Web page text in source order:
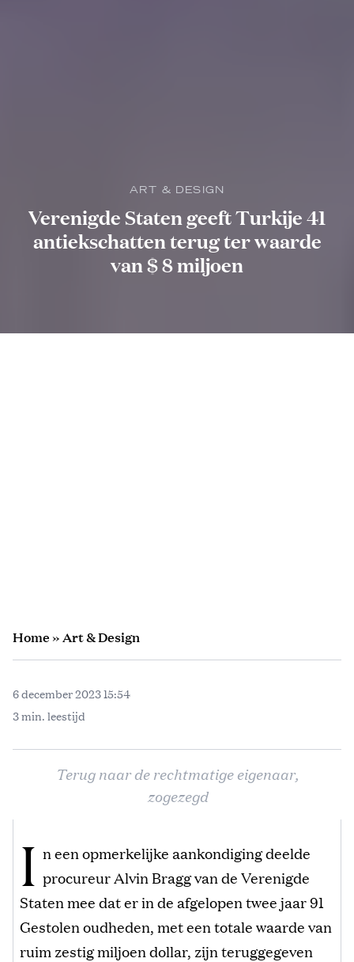
ART & DESIGN
Verenigde Staten geeft Turkije 41
antiekschatten terug ter waarde
van $ 8 miljoen
Home» Art & Design
6 december 2023 15:54
3 min. leestijd
Terug naar de rechtmatige eigenaar,
zogezegd
I n een opmerkelijke aankondiging deelde
procureur Alvin Bragg van de Verenigde
Staten mee dat er in de afgelopen twee jaar 91
Gestolen oudheden, met een totale waarde van
ruim zestig miljoen dollar, zijn teruggegeven